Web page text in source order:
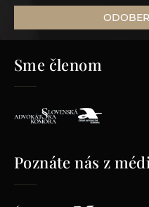
Sme členom
Poznáte nás z